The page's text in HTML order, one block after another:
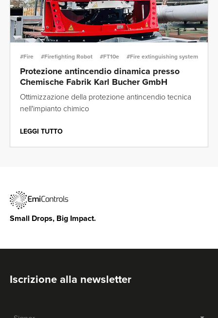
#Fire #Firefighting Robot #FT10e #Fire extinguishing system
Protezione antincendio dinamica presso
Chemische Fabrik Karl Bucher GmbH
Ottimizzazione della protezione antincendio tecnica
nell'impianto chimico
LEGGI TUTTO
Small Drops, Big Impact.
Iscrizione alla newsletter